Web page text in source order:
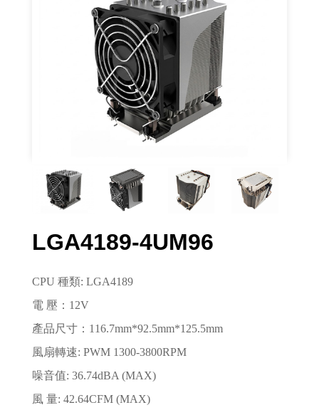
LGA4189-4UM96
CPU 種類: LGA4189
電 壓：12V
產品尺寸：116.7mm*92.5mm*125.5mm
風扇轉速: PWM 1300-3800RPM
噪音值: 36.74dBA (MAX)
風 量: 42.64CFM (MAX)